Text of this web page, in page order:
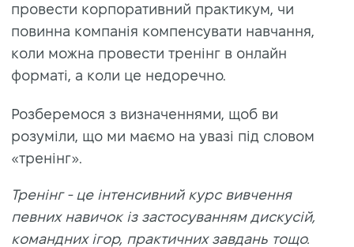
провести корпоративний практикум, чи
повинна компанія компенсувати навчання,
коли можна провести тренінг в онлайн
форматі, а коли це недоречно.
Розберемося з визначеннями, щоб ви
розуміли, що ми маємо на увазі під словом
«тренінг».
Тренінг - це інтенсивний курс вивчення
певних навичок із застосуванням дискусій,
командних ігор, практичних завдань тощо.